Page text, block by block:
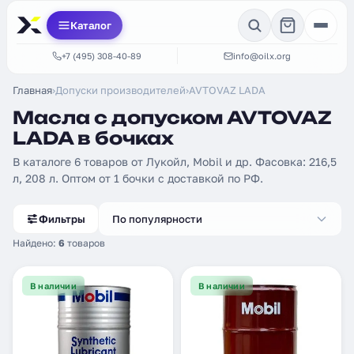
Каталог
+7 (495) 308-40-89 info@oilx.org
Главная›Допуски производителей›AVTOVAZ LADA
Масла с допуском AVTOVAZ
LADA в бочках
В каталоге 6 товаров от Лукойл, Mobil и др. Фасовка: 216,5
л, 208 л. Оптом от 1 бочки с доставкой по РФ.
Фильтры
Найдено: 6 товаров
По популярности
В наличии В наличии